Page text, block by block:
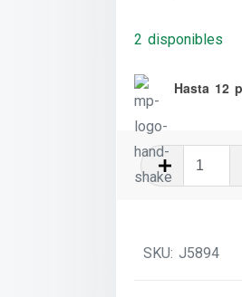
2 disponibles
Hasta 12
SKU:J5894